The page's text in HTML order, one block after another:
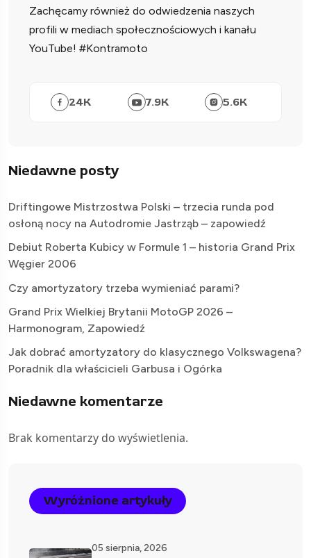
Zachęcamy również do odwiedzenia naszych
profili w mediach społecznościowych i kanału
YouTube! #Kontramoto
24K 7.9K 5.6K
Niedawne posty
Driftingowe Mistrzostwa Polski – trzecia runda pod
osłoną nocy na Autodromie Jastrząb – zapowiedź
Debiut Roberta Kubicy w Formule 1 – historia Grand Prix
Węgier 2006
Czy amortyzatory trzeba wymieniać parami?
Grand Prix Wielkiej Brytanii MotoGP 2026 –
Harmonogram, Zapowiedź
Jak dobrać amortyzatory do klasycznego Volkswagena?
Poradnik dla właścicieli Garbusa i Ogórka
Niedawne komentarze
Brak komentarzy do wyświetlenia.
Wyróżnione artykuły
05 sierpnia, 2026